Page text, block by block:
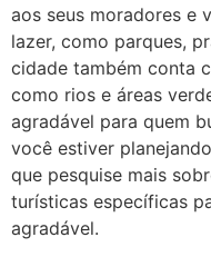
aos seus moradores e
lazer, como parques,
cidade também conta
como rios e áreas
agradável para quem
você estiver
que pesquise mais
turísticas específicas
agradável.
22/
G